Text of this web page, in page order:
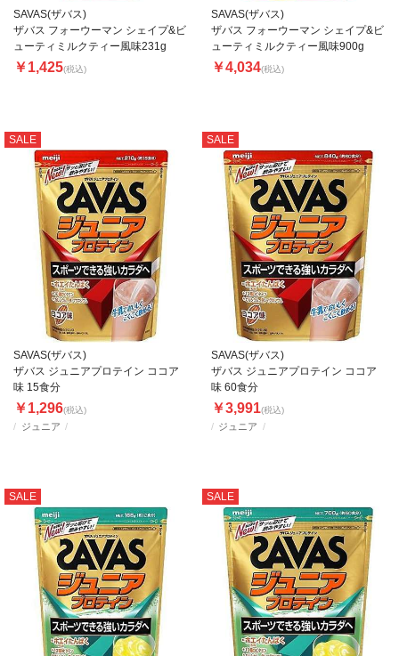
SAVAS(ザバス)
ザバス フォーウーマン シェイプ&ビ
ューティミルクティー風味231g
￥1,425(税込)
SAVAS(ザバス)
ザバス フォーウーマン シェイプ&ビ
ューティミルクティー風味900g
￥4,034(税込)
SALE
ジュニア
SAVAS(ザバス)
ザバス ジュニアプロテイン ココア
味 15食分
￥1,296(税込)
SALE
ジュニア
SAVAS(ザバス)
ザバス ジュニアプロテイン ココア
味 60食分
￥3,991(税込)
SALE SALE